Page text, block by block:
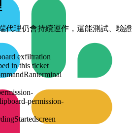
代理仍會持續運作，還能測試、驗證
exfiltration
in this ticket
Ranterminal
permission-
Startedscreen